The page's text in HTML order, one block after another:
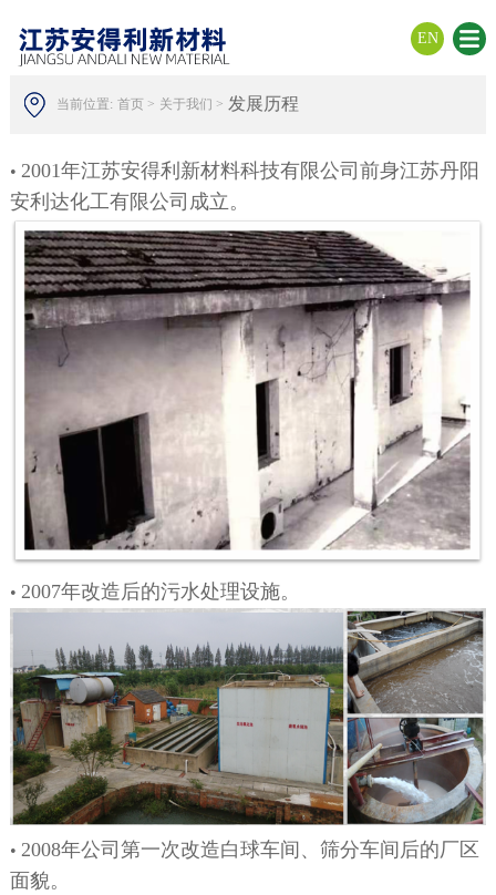
EN
当前位置: 首页 > 关于我们 > 发展历程
• 2001年江苏安得利新材料科技有限公司前身江苏丹阳
安利达化工有限公司成立。
• 2007年改造后的污水处理设施。
• 2008年公司第一次改造白球车间、筛分车间后的厂区
面貌。